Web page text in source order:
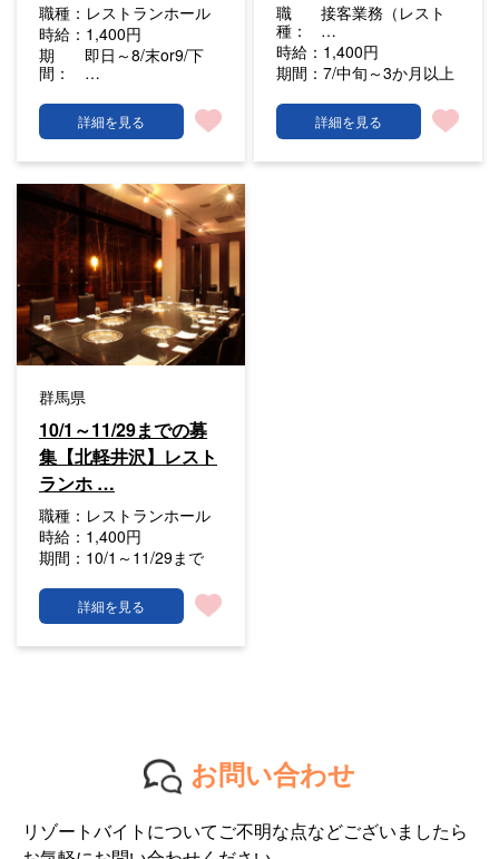
職種： レストランホール
時給： 1,400円
期
間：
即日～8/末or9/下
…
詳細を見る
職
種：
接客業務（レスト
…
時給： 1,400円
期間：7/中旬～3か月以上
詳細を見る
群馬県
10/1～11/29までの募
集【北軽井沢】レスト
ランホ …
職種： レストランホール
時給： 1,400円
期間： 10/1～11/29まで
詳細を見る
お問い合わせ
リゾートバイトについてご不明な点などございましたら